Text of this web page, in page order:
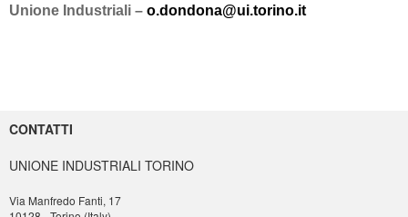
Unione Industriali – o.dondona@ui.torino.it
CONTATTI
UNIONE INDUSTRIALI TORINO
Via Manfredo Fanti, 17